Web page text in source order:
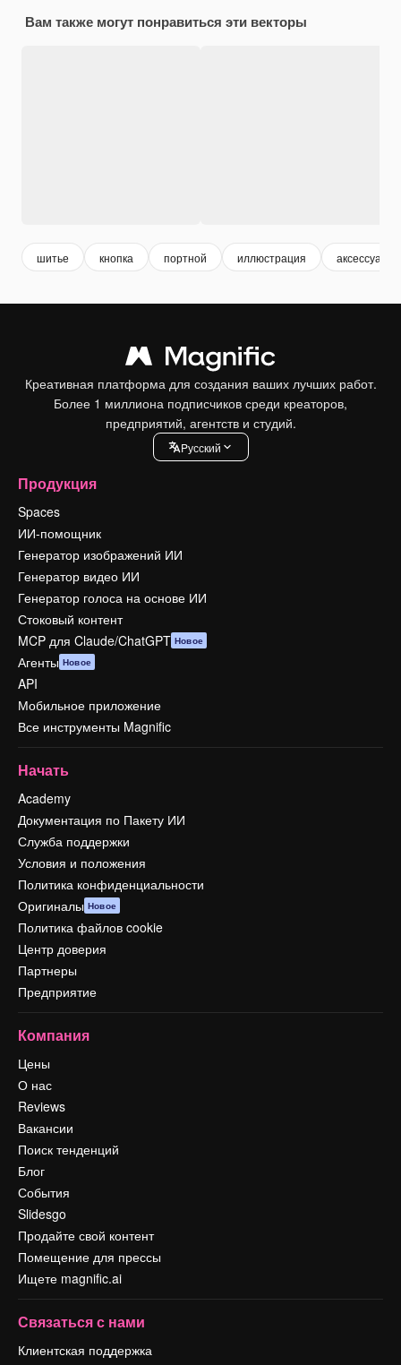
Вам также могут понравиться эти векторы
шитье кнопка портной иллюстрация аксессуары
Креативная платформа для создания ваших лучших работ.
Более 1 миллиона подписчиков среди креаторов,
предприятий, агентств и студий.
Pусский
Продукция
Spaces
ИИ-помощник
Генератор изображений ИИ
Генератор видео ИИ
Генератор голоса на основе ИИ
Стоковый контент
MCP для Claude/ChatGPT Новое
Агенты Новое
API
Мобильное приложение
Все инструменты Magnific
Начать
Academy
Документация по Пакету ИИ
Служба поддержки
Условия и положения
Политика конфиденциальности
Оригиналы Новое
Политика файлов cookie
Центр доверия
Партнеры
Предприятие
Компания
Цены
О нас
Reviews
Вакансии
Поиск тенденций
Блог
События
Slidesgo
Продайте свой контент
Помещение для прессы
Ищете magnific.ai
Связаться с нами
Клиентская поддержка